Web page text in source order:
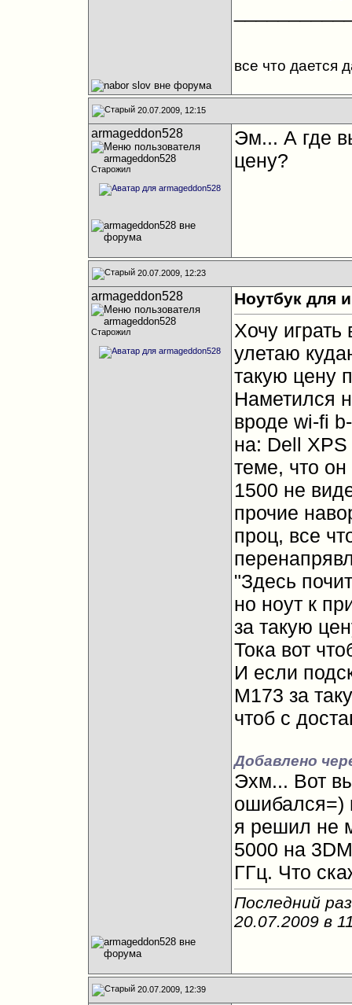
все что дается
20.07.2009, 12:15
armageddon528
Старожил
Эм... А где
цену?
20.07.2009, 12:23
armageddon528
Старожил
Ноутбук для
Хочу играть
улетаю
такую цену
Наметился
вроде wi-fi
на: Dell
теме, что
1500 не
прочие
проц, все
"Здесь
но ноут к
за такую
Тока вот
И если
M173 за
чтоб с
Добавлено
Эхм... Вот
ошибался=)
я решил не
5000 на
ГГц. Что
Последний
20.07.2009 в
20.07.2009, 12:39